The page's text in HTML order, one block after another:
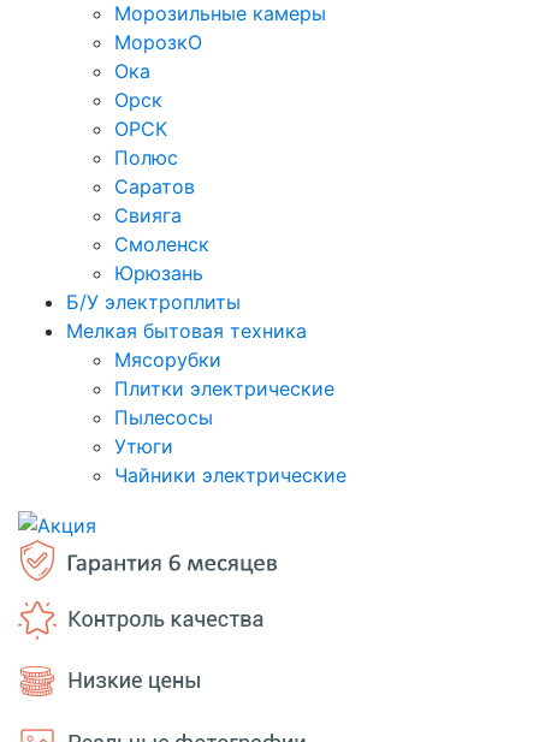
Морозильные камеры
МорозкО
Ока
Орск
ОРСК
Полюс
Саратов
Свияга
Смоленск
Юрюзань
Б/У электроплиты
Мелкая бытовая техника
Мясорубки
Плитки электрические
Пылесосы
Утюги
Чайники электрические